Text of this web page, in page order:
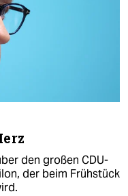
den großen CDU-
der beim Frühstück